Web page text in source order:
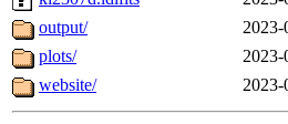
output/
2023-
plots/
2023-
website/
2023-